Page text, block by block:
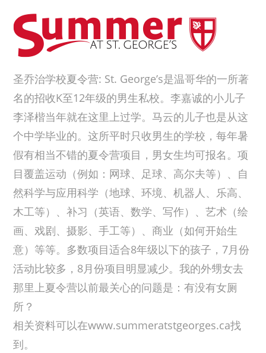
圣乔治学校夏令营: St. George’s是温哥华的一所著
名的招收K至12年级的男生私校。李嘉诚的小儿子
李泽楷当年就在这里上过学。马云的儿子也是从这
个中学毕业的。这所平时只收男生的学校，每年暑
假有相当不错的夏令营项目，男女生均可报名。项
目覆盖运动（例如：网球、足球、高尔夫等）、自
然科学与应用科学（地球、环境、机器人、乐高、
木工等）、补习（英语、数学、写作）、艺术（绘
画、戏剧、摄影、手工等）、商业（如何开始生
意）等等。多数项目适合8年级以下的孩子，7月份
活动比较多，8月份项目明显减少。我的外甥女去
那里上夏令营以前最关心的问题是：有没有女厕
所？
相关资料可以在www.summeratstgeorges.ca找
到。